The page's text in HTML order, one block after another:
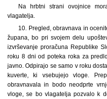
Na hrbtni strani ovojnice
vlagatelja.
10. Pregled, obravnava in
župana, bo pri svojem delu
izvrševanje proračuna Republike
roku 8 dni od poteka roka za
javno. Odpirajo se samo v roku
kuverte, ki vsebujejo vloge.
obravnavala in bodo neodprte
vloge, se bo vlagatelja pozvalo k